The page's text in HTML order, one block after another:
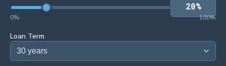
20%
0% 100%
Loan Term